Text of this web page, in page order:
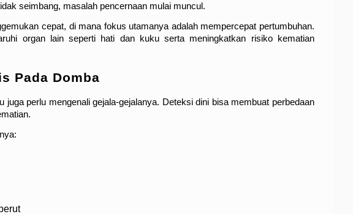
seimbang, masalah pencernaan mulai muncul.
cepat, di mana fokus utamanya adalah mempercepat pertumbuhan.
organ lain seperti hati dan kuku serta meningkatkan risiko kematian
Pada Domba
juga perlu mengenali gejala-gejalanya. Deteksi dini bisa membuat perbedaan